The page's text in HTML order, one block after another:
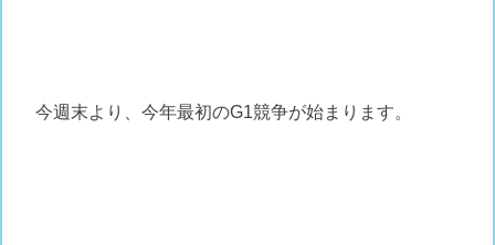
今週末より、今年最初のG1競争が始まります。